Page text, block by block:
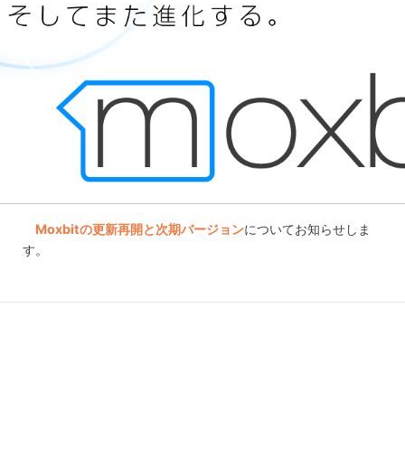
Moxbitの更新再開と次期バージョンについてお知らせしま
す。